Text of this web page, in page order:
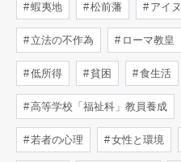
蝦夷地 松前藩 アイヌ
立法の不作為 ローマ教皇
低所得 貧困 食生活
高等学校「福祉科」教員養成
若者の心理 女性と環境